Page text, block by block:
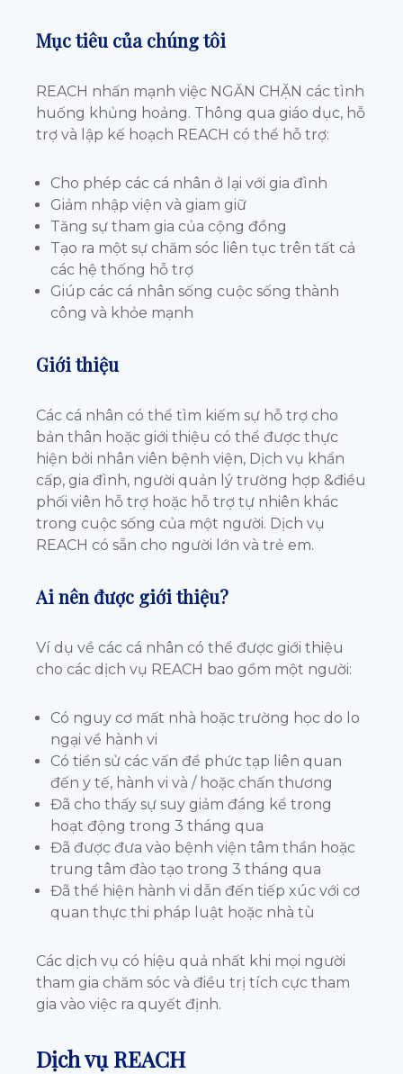
Mục tiêu của chúng tôi
REACH nhấn mạnh việc NGĂN CHẶN các tình
huống khủng hoảng. Thông qua giáo dục, hỗ
trợ và lập kế hoạch REACH có thể hỗ trợ:
Cho phép các cá nhân ở lại với gia đình
Giảm nhập viện và giam giữ
Tăng sự tham gia của cộng đồng
Tạo ra một sự chăm sóc liên tục trên tất cả
các hệ thống hỗ trợ
Giúp các cá nhân sống cuộc sống thành
công và khỏe mạnh
Giới thiệu
Các cá nhân có thể tìm kiếm sự hỗ trợ cho
bản thân hoặc giới thiệu có thể được thực
hiện bởi nhân viên bệnh viện, Dịch vụ khẩn
cấp, gia đình, người quản lý trường hợp &điều
phối viên hỗ trợ hoặc hỗ trợ tự nhiên khác
trong cuộc sống của một người. Dịch vụ
REACH có sẵn cho người lớn và trẻ em.
Ai nên được giới thiệu?
Ví dụ về các cá nhân có thể được giới thiệu
cho các dịch vụ REACH bao gồm một người:
Có nguy cơ mất nhà hoặc trường học do lo
ngại về hành vi
Có tiền sử các vấn đề phức tạp liên quan
đến y tế, hành vi và / hoặc chấn thương
Đã cho thấy sự suy giảm đáng kể trong
hoạt động trong 3 tháng qua
Đã được đưa vào bệnh viện tâm thần hoặc
trung tâm đào tạo trong 3 tháng qua
Đã thể hiện hành vi dẫn đến tiếp xúc với cơ
quan thực thi pháp luật hoặc nhà tù
Các dịch vụ có hiệu quả nhất khi mọi người
tham gia chăm sóc và điều trị tích cực tham
gia vào việc ra quyết định.
Dịch vụ REACH